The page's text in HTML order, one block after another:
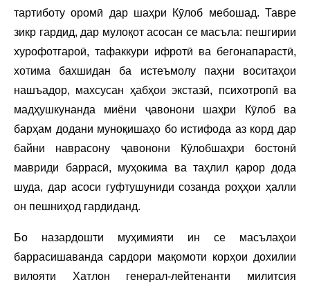
тартиботу оромӣ дар шаҳри Кӯлоб мебошад. Тавре
зикр гардид, дар мулоқот асосан се масъла: пешгирии
хурофотгароӣ, тафаккури ифротӣ ва бегонапарастӣ,
хотима бахшидан ба истеъмолу паҳни воситаҳои
нашъадор, махсусан ҳабҳои экстазӣ, психотропӣ ва
мадҳушкунанда миёни ҷавонони шаҳри Кӯлоб ва
барҳам додани муноқишаҳо бо истифода аз корд дар
байни наврасону ҷавонони Кӯлобшаҳри бостонӣ
мавриди баррасӣ, муҳокима ва таҳлил қарор дода
шуда, дар асоси гуфтушуниди созанда роҳҳои ҳалли
он пешниҳод гардиданд.
Бо назардошти муҳимияти ин се масълаҳои
баррасишаванда сардори мақомоти корҳои дохилии
вилояти Хатлон генерал-лейтенанти милитсия